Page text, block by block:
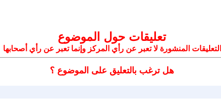
تعليقات حول الموضوع
التعليقات المنشورة لا تعبر عن رأي المركز وإنما تعبر عن رأي أصحابها
هل ترغب بالتعليق على الموضوع ؟